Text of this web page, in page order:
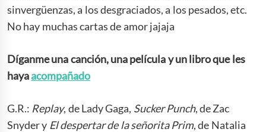
sinvergüenzas, a los desgraciados, a los pesados, etc.
No hay muchas cartas de amor jajaja
Díganme una canción, una película y un libroque les
hayaacompañado
G.R.: Replay, de Lady Gaga, Sucker Punch, de Zac
Snyder y El despertar de la señorita Prim, de Natalia